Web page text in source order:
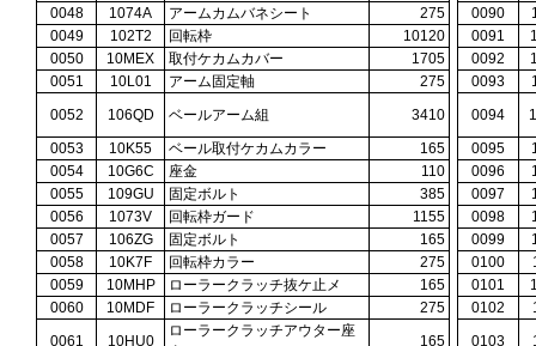
0048
1074A アームカムバネシート 275 0090
0049
102T2 回転枠 10120 0091
0050
10MEX 取付ケカムカバー 1705 0092
0051
10L01 アーム固定軸 275 0093
0052
106QD ベールアーム組 3410 0094
0053
10K55 ベール取付ケカムカラー 165 0095
0054
10G6C 座金 110 0096
0055
109GU 固定ボルト 385 0097
0056
1073V 回転枠ガード 1155 0098
0057
106ZG 固定ボルト 165 0099
0058
10K7F 回転枠カラー 275 0100
0059
10MHP ローラークラッチ抜ケ止メ 165 0101
0060
10MDF ローラークラッチシール 275 0102
0061
10HU0
ローラークラッチアウター座
165 0103